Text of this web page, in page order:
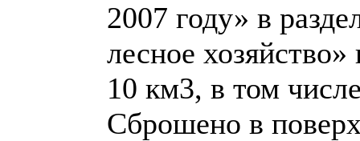
2007 году» в
лесное
10 км3, в том
Сброшено в